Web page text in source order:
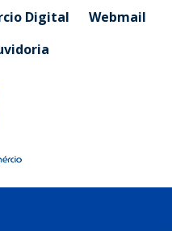
Digital
Webmail